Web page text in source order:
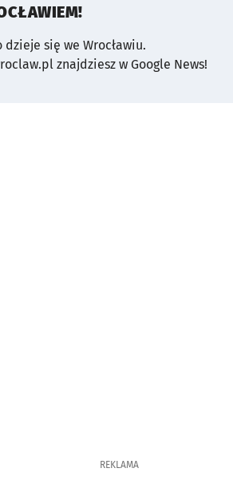
się we Wrocławiu.
znajdziesz w Google News!
REKLAMA